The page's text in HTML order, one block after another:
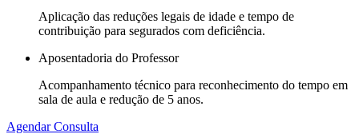
Aplicação das reduções legais de idade e tempo de
contribuição para segurados com deficiência.
Aposentadoria do Professor
Acompanhamento técnico para reconhecimento do tempo em
sala de aula e redução de 5 anos.
Agendar Consulta